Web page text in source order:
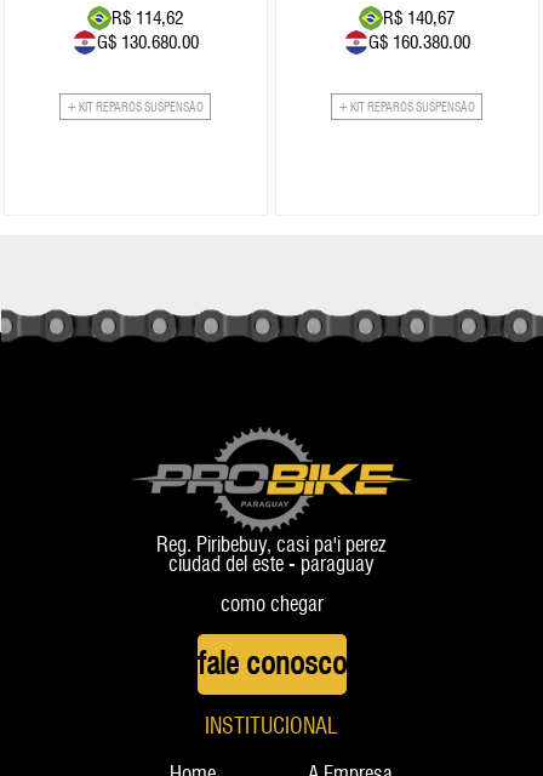
R$ 114,62
G$ 130.680.00
+ KIT REPAROS SUSPENSÃO
R$ 140,67
G$ 160.380.00
+ KIT REPAROS SUSPENSÃO
Reg. Piribebuy, casi pa'i perez
ciudad del este - paraguay
como chegar
fale conosco
INSTITUCIONAL